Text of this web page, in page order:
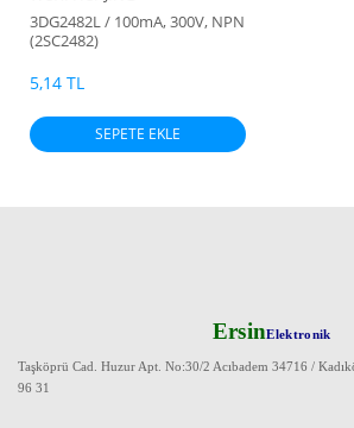
3DG2482L / 100mA, 300V, NPN
(2SC2482)
5,14 TL
SEPETE EKLE
ErsinElektronik
Taşköprü Cad. Huzur Apt. No:30/2 Acıbadem 34716 /
96 31